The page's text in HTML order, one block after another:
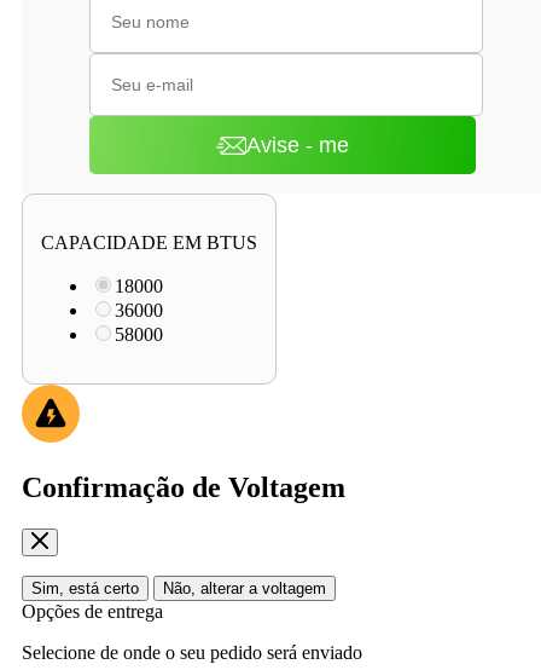
Avise - me
CAPACIDADE EM BTUS
18000
36000
58000
Confirmação de Voltagem
Sim, está certo Não, alterar a voltagem
Opções de entrega
Selecione de onde o seu pedido será enviado